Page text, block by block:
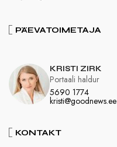
PÄEVATOIMETAJA
KRISTI ZIRK
5690 1774
kristi@goodnews.ee
Portaali haldur
KONTAKT